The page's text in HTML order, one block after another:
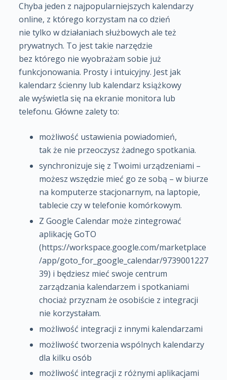
Chyba jeden z najpopularniejszych kalendarzy
online, z którego korzystam na co dzień
nie tylko w działaniach służbowych ale też
prywatnych. To jest takie narzędzie
bez którego nie wyobrażam sobie już
funkcjonowania. Prosty i intuicyjny. Jest jak
kalendarz ścienny lub kalendarz książkowy
ale wyświetla się na ekranie monitora lub
telefonu. Główne zalety to:
możliwość ustawienia powiadomień,
tak że nie przeoczysz żadnego spotkania.
synchronizuje się z Twoimi urządzeniami –
możesz wszędzie mieć go ze sobą – w biurze
na komputerze stacjonarnym, na laptopie,
tablecie czy w telefonie komórkowym.
Z Google Calendar może zintegrować
aplikację GoTO
(https://workspace.google.com/marketplace
/app/goto_for_google_calendar/9739001227
39) i będziesz mieć swoje centrum
zarządzania kalendarzem i spotkaniami
chociaż przyznam że osobiście z integracji
nie korzystałam.
możliwość integracji z innymi kalendarzami
możliwość tworzenia wspólnych kalendarzy
dla kilku osób
możliwość integracji z różnymi aplikacjami